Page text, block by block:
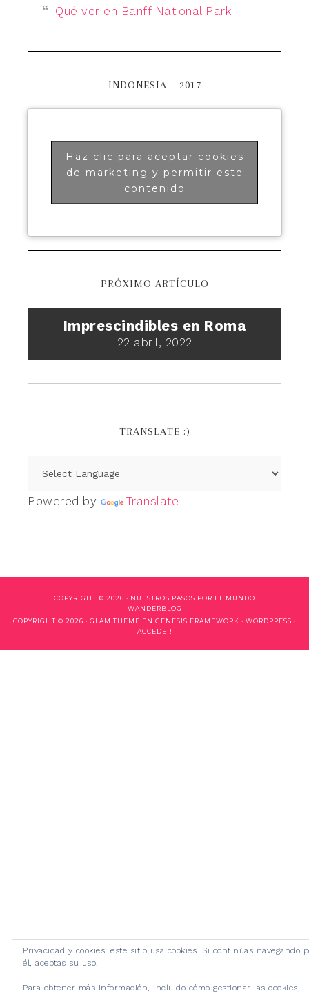
Qué ver en Banff National Park
INDONESIA – 2017
Haz clic para aceptar cookies
de marketing y permitir este
contenido
PRÓXIMO ARTÍCULO
Imprescindibles en Roma
22 abril, 2022
TRANSLATE :)
Powered by Translate
COPYRIGHT © 2026 · NUESTROS PASOS POR EL MUNDO
WANDERBLOG
COPYRIGHT © 2026 · GLAM THEME EN GENESIS FRAMEWORK · WORDPRESS ·
ACCEDER
Privacidad y cookies: este sitio usa cookies. Si continúas navegando
él, aceptas su uso.
Para obtener más información, incluido cómo gestionar las cookies,